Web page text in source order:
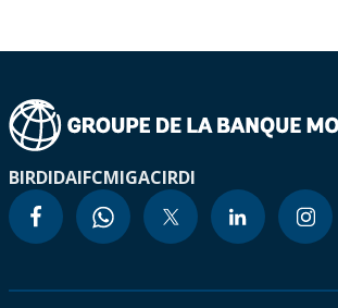
BIRDIDAIFCMIGACIRDI